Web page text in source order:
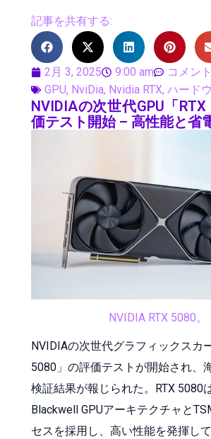
記事を共有する:
2月 3, 2025 9:00 am
コメン
GPU, NviDia, Nvidia RTX, ハード
NVIDIAの次世代GPU「
価テスト開始 – 高性能と省
NVIDIA RTX 5080。
NVIDIAの次世代グラフィックスカ
5080」の評価テストが開始され、
検証結果が報じられた。RTX 5080
Blackwell GPUアーキテクチャと
セスを採用し、高い性能を発揮して